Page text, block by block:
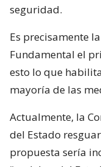
seguridad.
Es precisamente
Fundamental el
esto lo que
mayoría de las
Actualmente, la
del Estado
propuesta sería